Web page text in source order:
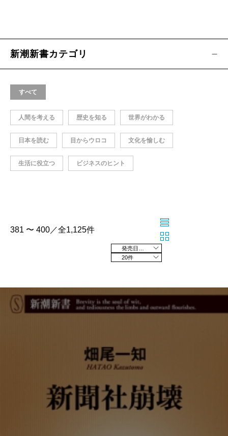
新潮新書カテゴリ
すべて
人間を考える 歴史を知る 世界がわかる
日本を読む 目からウロコ 文化を愉しむ
生活に役立つ ビジネスのヒント
381 〜 400／全1,125件
20件